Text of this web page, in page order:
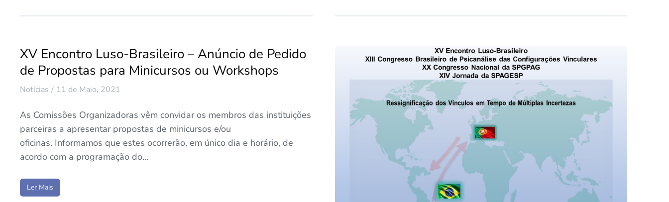
XV Encontro Luso-Brasileiro – Anúncio de Pedido
de Propostas para Minicursos ou Workshops
Notícias 11 de Maio, 2021
As Comissões Organizadoras vêm convidar os membros das instituições
parceiras a apresentar propostas de minicursos e/ou
oficinas. Informamos que estes ocorrerão, em único dia e horário, de
acordo com a programação do…
Ler Mais